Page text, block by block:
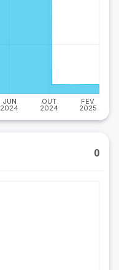
JUN
2024
OUT
2024
FEV
2025
0